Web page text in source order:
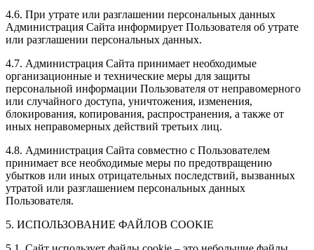
4.6. При утрате или разглашении персональных данных
Администрация Сайта информирует Пользователя об утрате
или разглашении персональных данных.
4.7. Администрация Сайта принимает необходимые
организационные и технические меры для защиты
персональной информации Пользователя от неправомерного
или случайного доступа, уничтожения, изменения,
блокирования, копирования, распространения, а также от
иных неправомерных действий третьих лиц.
4.8. Администрация Сайта совместно с Пользователем
принимает все необходимые меры по предотвращению
убытков или иных отрицательных последствий, вызванных
утратой или разглашением персональных данных
Пользователя.
5. ИСПОЛЬЗОВАНИЕ ФАЙЛОВ COOKIE